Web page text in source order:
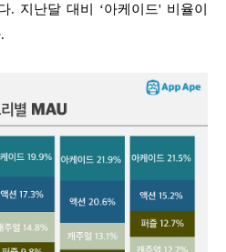
. 지난달 대비 ‘아케이드' 비율이